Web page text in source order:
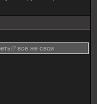
все же свои